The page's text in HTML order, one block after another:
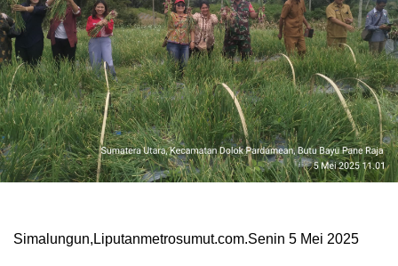
Simalungun,Liputanmetrosumut.com.Senin 5 Mei 2025